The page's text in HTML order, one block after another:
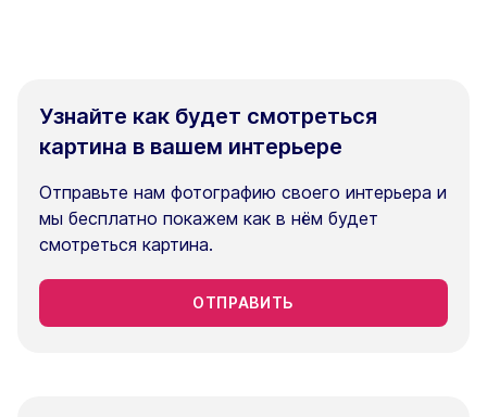
Узнайте как будет смотреться
картина в вашем интерьере
Отправьте нам фотографию своего интерьера и
мы бесплатно покажем как в нём будет
смотреться картина.
ОТПРАВИТЬ